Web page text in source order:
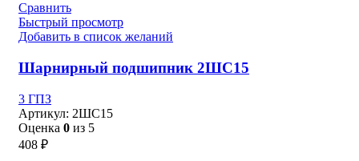
Сравнить
Быстрый просмотр
Добавить в список желаний
Шарнирный подшипник 2ШС15
3 ГПЗ
Артикул: 2ШС15
Оценка 0 из 5
408 ₽